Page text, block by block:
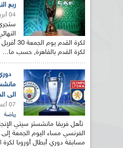
ربع
04 أبريل 2021
لكرة
لكرة القدم بالقاهرة, حسب ما...
الى
07 أغسطس 2020
رياضة
تأهل فريقا مانشستر سيتي
الفرنسي مساء اليوم الجمعة إلى
مسابقة دوري أبطال أوروبا لكرة